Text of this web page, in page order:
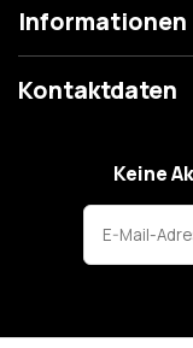
Informationen
Kontaktdaten
Keine